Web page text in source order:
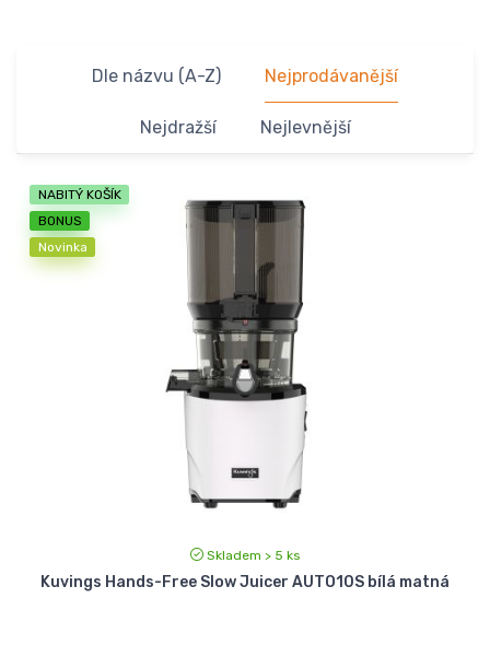
Dle názvu (A-Z) Nejprodávanější
Nejdražší Nejlevnější
NABITÝ KOŠÍK
BONUS
Novinka
Skladem > 5 ks
Kuvings Hands-Free Slow Juicer AUTO10S bílá matná